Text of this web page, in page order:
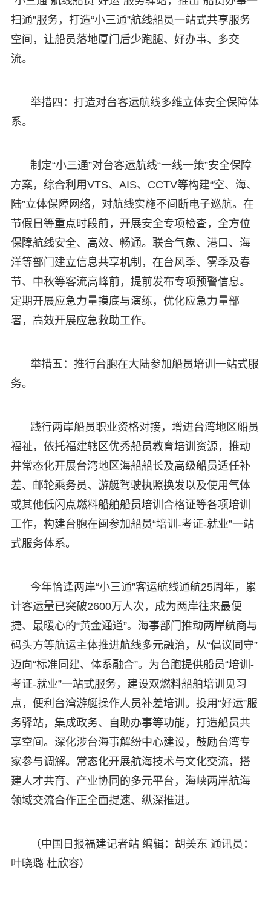
扫通”服务，打造“小三通”航线船员一站式共享服务
空间，让船员落地厦门后少跑腿、好办事、多交
流。
举措四：打造对台客运航线多维立体安全保障体
系。
制定“小三通”对台客运航线“一线一策”安全保障
方案，综合利用VTS、AIS、CCTV等构建“空、海、
陆”立体保障网络，对航线实施不间断电子巡航。在
节假日等重点时段前，开展安全专项检查，全方位
保障航线安全、高效、畅通。联合气象、港口、海
洋等部门建立信息共享机制，在台风季、雾季及春
节、中秋等客流高峰前，提前发布专项预警信息。
定期开展应急力量摸底与演练，优化应急力量部
署，高效开展应急救助工作。
举措五：推行台胞在大陆参加船员培训一站式服
务。
践行两岸船员职业资格对接，增进台湾地区船员
福祉，依托福建辖区优秀船员教育培训资源，推动
并常态化开展台湾地区海船船长及高级船员适任补
差、邮轮乘务员、游艇驾驶执照换发以及使用气体
或其他低闪点燃料船舶船员培训合格证等各项培训
工作，构建台胞在闽参加船员“培训-考证-就业”一站
式服务体系。
今年恰逢两岸“小三通”客运航线通航25周年，累
计客运量已突破2600万人次，成为两岸往来最便
捷、最暖心的“黄金通道”。海事部门推动两岸航商与
码头方等航运主体推进航线多元融治，从“倡议同守”
迈向“标准同建、体系融合”。为台胞提供船员“培训-
考证-就业”一站式服务，建设双燃料船舶培训见习
点，便利台湾游艇操作人员补差培训。投用“好运”服
务驿站，集成政务、自助办事等功能，打造船员共
享空间。深化涉台海事解纷中心建设，鼓励台湾专
家参与调解。常态化开展航海技术与文化交流，搭
建人才共育、产业协同的多元平台，海峡两岸航海
领域交流合作正全面提速、纵深推进。
（中国日报福建记者站 编辑：胡美东 通讯员：
叶晓璐 杜欣容）